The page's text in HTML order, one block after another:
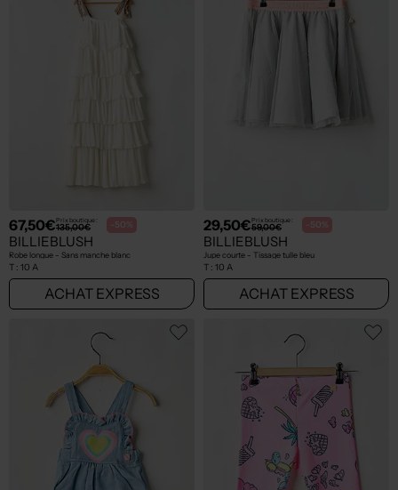
67,50€Prix boutique :
135,00€ -50%
BILLIEBLUSH
Robe longue - Sans manche blanc
T : 10 A
ACHAT EXPRESS
29,50€Prix boutique :
59,00€ -50%
BILLIEBLUSH
Jupe courte - Tissage tulle bleu
T : 10 A
ACHAT EXPRESS